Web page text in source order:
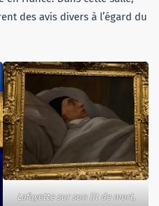
des avis divers à l’égard du
Lafayette sur son lit de mort,